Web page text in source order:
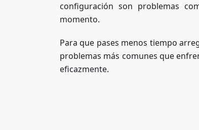
configuración son problemas
momento.
Para que pases menos tiempo
problemas más comunes que
eficazmente.